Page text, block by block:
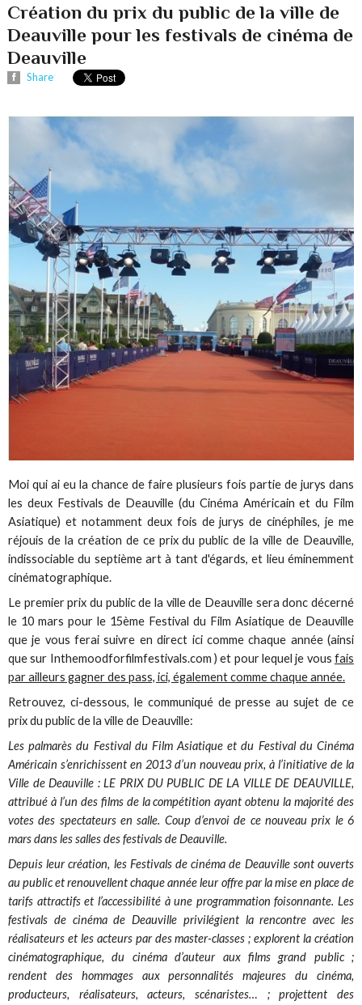
Création du prix du public de la ville de
Deauville pour les festivals de cinéma de
Deauville
Share
Moi qui ai eu la chance de faire plusieurs fois partie de jurys dans
les deux Festivals de Deauville (du Cinéma Américain et du Film
Asiatique) et notamment deux fois de jurys de cinéphiles, je me
réjouis de la création de ce prix du public de la ville de Deauville,
indissociable du septième art à tant d'égards, et lieu éminemment
cinématographique.
Le premier prix du public de la ville de Deauville sera donc décerné
le 10 mars pour le 15ème Festival du Film Asiatique de Deauville
que je vous ferai suivre en direct ici comme chaque année (ainsi
que sur Inthemoodforfilmfestivals.com ) et pour lequel je vous fais
par ailleurs gagner des pass, ici, également comme chaque année.
Retrouvez, ci-dessous, le communiqué de presse au sujet de ce
prix du public de la ville de Deauville:
Les palmarès du Festival du Film Asiatique et du Festival du Cinéma
Américain s’enrichissent en 2013 d’un nouveau prix, à l’initiative de la
Ville de Deauville : LE PRIX DU PUBLIC DE LA VILLE DE DEAUVILLE,
attribué à l’un des films de la compétition ayant obtenu la majorité des
votes des spectateurs en salle. Coup d’envoi de ce nouveau prix le 6
mars dans les salles des festivals de Deauville.
Depuis leur création, les Festivals de cinéma de Deauville sont ouverts
au public et renouvellent chaque année leur offre par la mise en place de
tarifs attractifs et l’accessibilité à une programmation foisonnante. Les
festivals de cinéma de Deauville privilégient la rencontre avec les
réalisateurs et les acteurs par des master-classes ; explorent la création
cinématographique, du cinéma d’auteur aux films grand public ;
rendent des hommages aux personnalités majeures du cinéma,
producteurs, réalisateurs, acteurs, scénaristes… ; projettent des